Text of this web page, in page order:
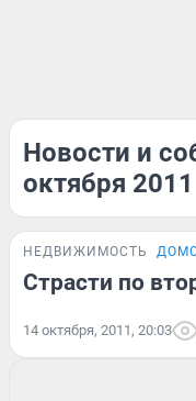
Новости и
октября 2011
НЕДВИЖИМОСТЬ
Страсти по
14 октября, 2011, 20:03